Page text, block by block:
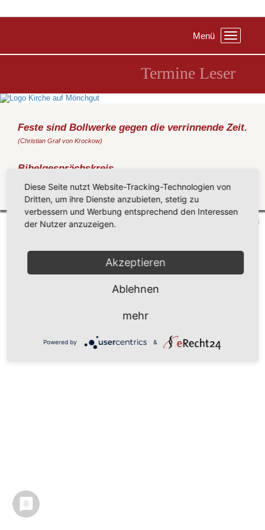
Toggle
Menü
Termine Leser
Feste sind Bollwerke gegen die verrinnende Zeit.
(Christian Graf von Krockow)
Bibelgesprächskreis
Zurück
Mönchgut 2026 | | vicon
Diese Seite nutzt Website-Tracking-Technologien von
Dritten, um ihre Dienste anzubieten, stetig zu
verbessern und Werbung entsprechend den Interessen
der Nutzer anzuzeigen.
Akzeptieren
Ablehnen
mehr
Powered by &